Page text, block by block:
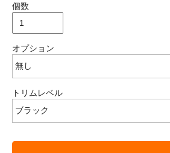
個数
オプション
トリムレベル